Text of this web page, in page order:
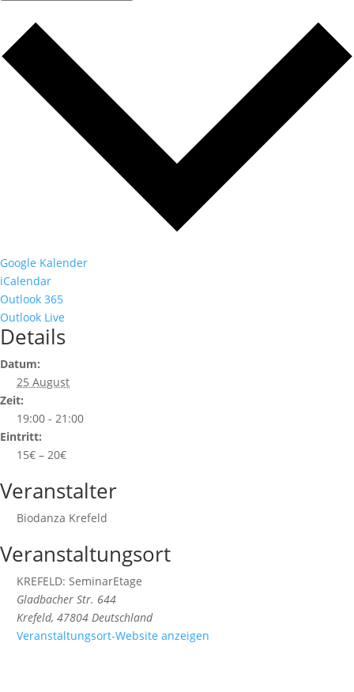
Google Kalender
iCalendar
Outlook 365
Outlook Live
Details
Datum:
25 August
Zeit:
19:00 - 21:00
Eintritt:
15€ – 20€
Veranstalter
Biodanza Krefeld
Veranstaltungsort
KREFELD: SeminarEtage
Gladbacher Str. 644
Krefeld, 47804 Deutschland
Veranstaltungsort-Website anzeigen